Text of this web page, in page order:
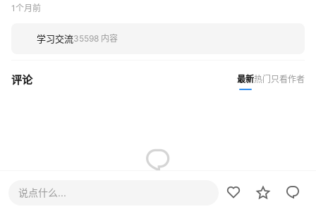
1个月前
学习交流35598 内容
评论 最新热门 只看作者
说点什么...